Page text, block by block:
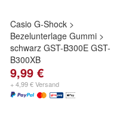
Casio G-Shock >
Bezelunterlage Gummi >
schwarz GST-B300E GST-
B300XB
9,99 €
+ 4,99 € Versand